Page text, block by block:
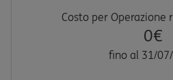
Costo per
0€
fino al 31/